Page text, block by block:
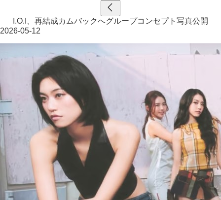
I.O.I、再結成カムバックへグループコンセプト写真公開
2026-05-12